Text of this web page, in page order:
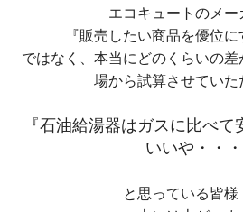
エコキュートのメー
『販売したい商品を優位に
ではなく、本当にどのくらいの
場から試算させていた
『石油給湯器はガスに比べ
いいや・・・
と思っている皆様